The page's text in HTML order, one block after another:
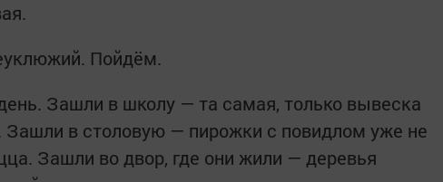
Пойдём.
Зашли в школу — та самая, только вывеска
Зашли в столовую — пирожки с повидлом уже не
Зашли во двор, где они жили — деревья